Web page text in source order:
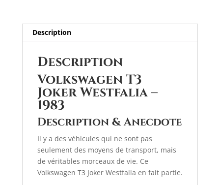
:
Description
Description
Volkswagen T3
Joker Westfalia –
1983
Description & Anecdote
Il y a des véhicules qui ne sont pas
seulement des moyens de transport, mais
de véritables morceaux de vie. Ce
Volkswagen T3 Joker Westfalia en fait partie.